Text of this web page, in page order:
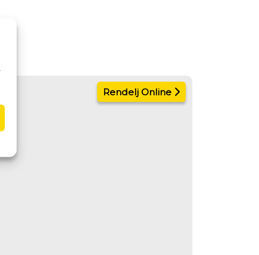
Rendelj Online